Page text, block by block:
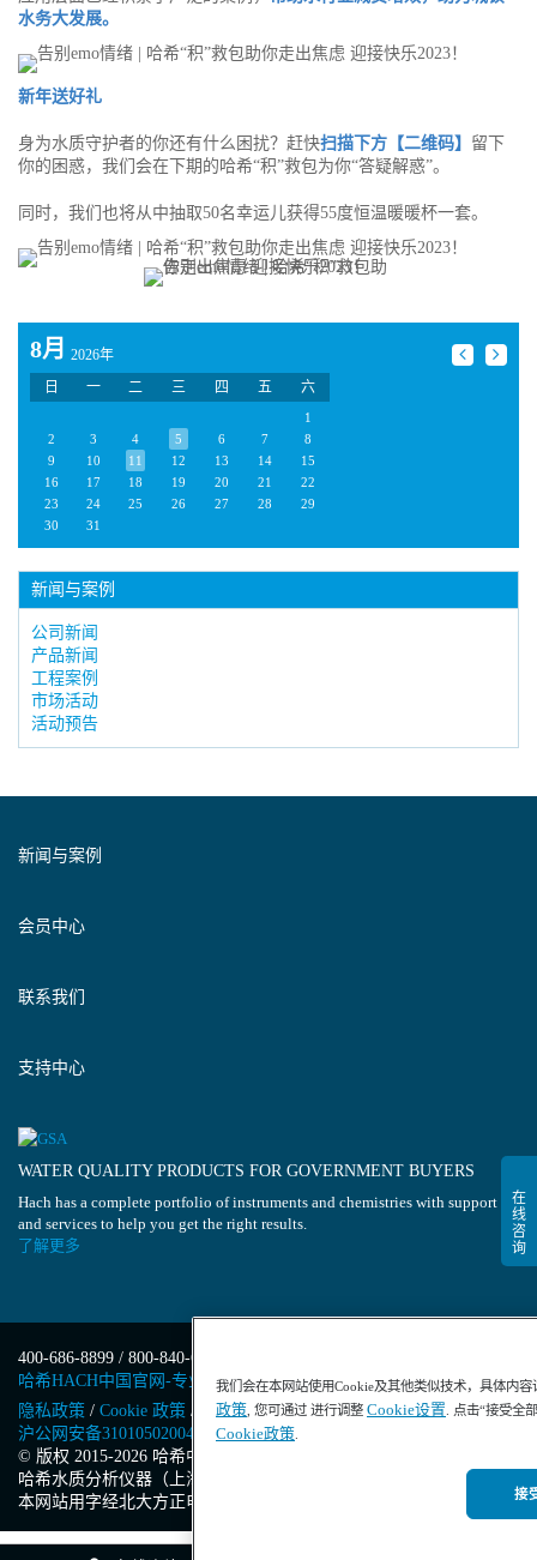
水务大发展。
新年送好礼
身为水质守护者的你还有什么困扰？赶快扫描下方【二维码】 留下
你的困惑，我们会在下期的哈希“积”救包为你“答疑解惑”。
同时，我们也将从中抽取50名幸运儿获得55度恒温暖暖杯一套。
8月
2026年
日
一 二 三 四 五 六
1
2
3 4 5 6 7
8
9
10 11 12 13 14
15
16
17 18 19 20 21
22
23
24 25 26 27 28
29
30
31
新闻与案例
公司新闻
产品新闻
工程案例
市场活动
活动预告
新闻与案例
会员中心
联系我们
支持中心
WATER QUALITY PRODUCTS FOR GOVERNMENT BUYERS
Hach has a complete portfolio of instruments and chemistries with support
and services to help you get the right results.
了解更多
400-686-8899 / 800-840-6026
哈希HACH中国官网-专业水质分析仪器
隐私政策 / Cookie 政策 / Cookie 设置/沪ICP备13034148号-4/
沪公网安备31010502004971号/沪(浦)应急管危经许[2023]201871
© 版权 2015-2026 哈希中国版权所有
哈希水质分析仪器（上海）有限公司
本网站用字经北大方正电子有限公司授权许可
我们会在本网站使用Cookie及其他类似技术，具体内
政策, 您可通过 进行调整 Cookie设置. 点击“接受全
Cookie政策.
接